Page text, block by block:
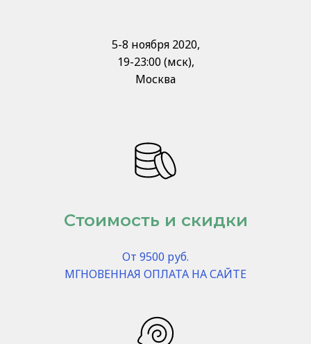
5-8 ноября 2020,
19-23:00 (мск),
Москва
Стоимость и скидки
От 9500 руб.
МГНОВЕННАЯ ОПЛАТА НА САЙТЕ